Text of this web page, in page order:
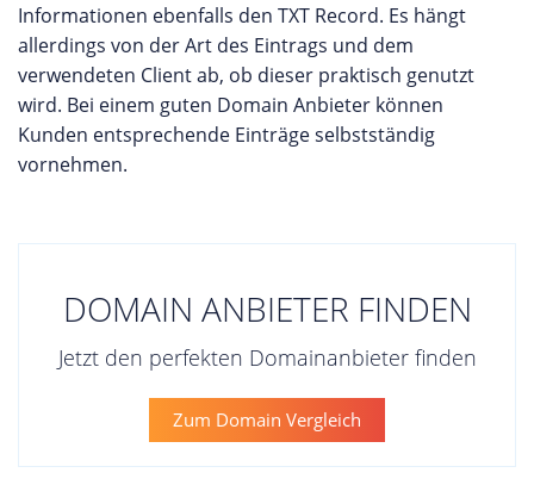
Informationen ebenfalls den TXT Record. Es hängt
allerdings von der Art des Eintrags und dem
verwendeten Client ab, ob dieser praktisch genutzt
wird. Bei einem guten Domain Anbieter können
Kunden entsprechende Einträge selbstständig
vornehmen.
DOMAIN ANBIETER FINDEN
Jetzt den perfekten Domainanbieter finden
Zum Domain Vergleich